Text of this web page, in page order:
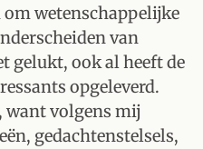
wetenschappelijke
van
gelukt, ook al heeft de
opgeleverd.
want volgens mij
gedachtenstelsels,